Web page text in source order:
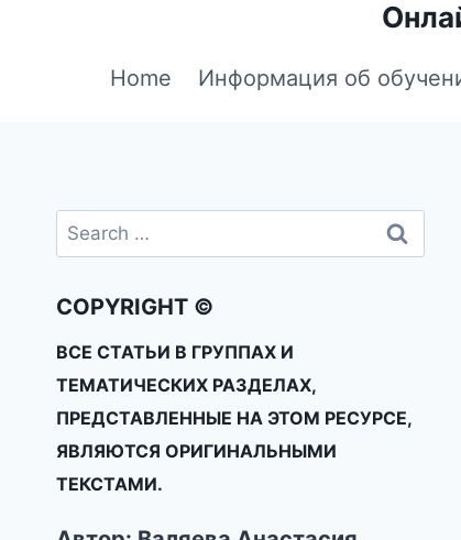
Home Информация об
COPYRIGHT ©
ВСЕ СТАТЬИ В ГРУППАХ И
ТЕМАТИЧЕСКИХ РАЗДЕЛАХ,
ПРЕДСТАВЛЕННЫЕ НА ЭТОМ РЕСУРСЕ,
ЯВЛЯЮТСЯ ОРИГИНАЛЬНЫМИ
ТЕКСТАМИ.